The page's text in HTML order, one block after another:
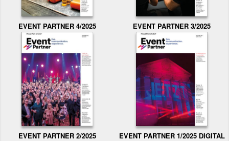
EVENT PARTNER 4/2025 EVENT PARTNER 3/2025
EVENT PARTNER 2/2025 EVENT PARTNER 1/2025 DIGITAL